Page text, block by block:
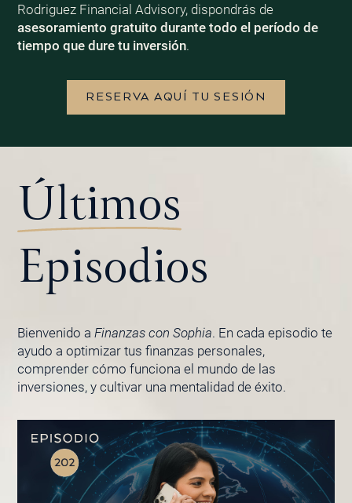
Rodriguez Financial Advisory, dispondrás de
asesoramiento gratuito durante todo el período de
tiempo que dure tu inversión.
RESERVA AQUÍ TU SESIÓN
Últimos
Episodios
Bienvenido a Finanzas con Sophia. En cada episodio te
ayudo a optimizar tus finanzas personales,
comprender cómo funciona el mundo de las
inversiones, y cultivar una mentalidad de éxito.
PÁGINA
PÁGINA
PÁGINAPÁGINA